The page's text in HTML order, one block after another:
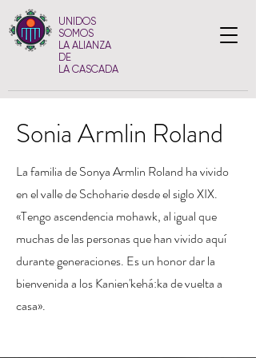
UNIDOS
SOMOS
LA ALIANZA
DE
LA CASCADA
Sonia Armlin Roland
La familia de Sonya Armlin Roland ha vivido
en el valle de Schoharie desde el siglo XIX.
«Tengo ascendencia mohawk, al igual que
muchas de las personas que han vivido aquí
durante generaciones. Es un honor dar la
bienvenida a los Kanien'kehá:ka de vuelta a
casa».